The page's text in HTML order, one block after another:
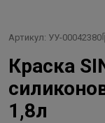
Артикул: УУ-00042380
Краска
1,8л